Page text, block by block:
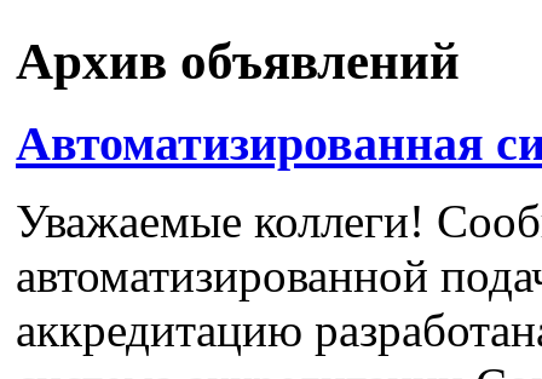
Архив объявлений
Автоматизированная
Уважаемые коллеги!
автоматизированной
аккредитацию